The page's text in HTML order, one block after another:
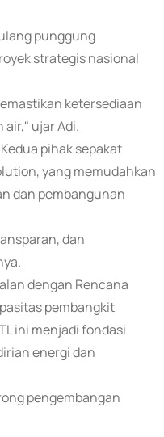
punggung
strategis nasional
ketersediaan
ujar Adi.
pihak sepakat
yang memudahkan
dan pembangunan
dan
dengan Rencana
pembangkit
ini menjadi fondasi
energi dan
pengembangan